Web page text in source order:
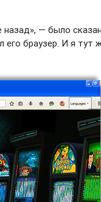
— было
браузер. И я тут